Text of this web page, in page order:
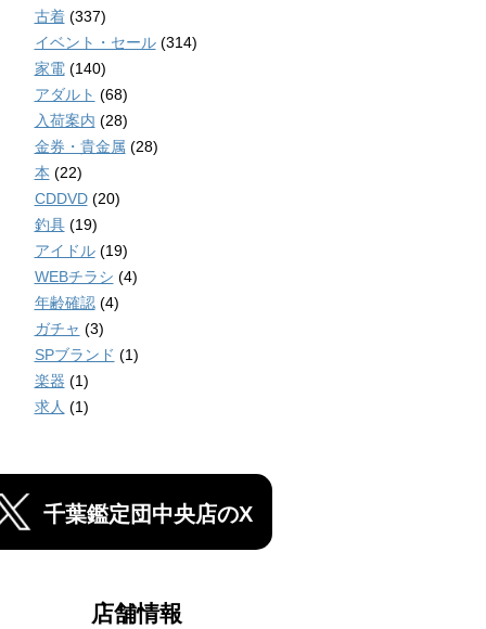
古着(337)
イベント・セール(314)
家電(140)
アダルト (68)
入荷案内 (28)
金券・貴金属 (28)
本 (22)
CDDVD(20)
釣具(19)
アイドル(19)
WEBチラシ (4)
年齢確認(4)
ガチャ (3)
SPブランド (1)
楽器 (1)
求人 (1)
千葉鑑定団中央店のX
店舗情報